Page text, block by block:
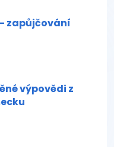
zapůjčování
výpovědi z